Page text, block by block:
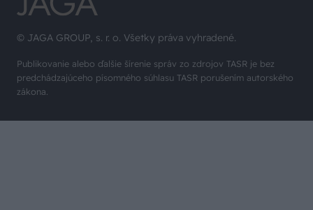
© JAGA GROUP, s. r. o. Všetky práva vyhradené.
Publikovanie alebo ďalšie šírenie správ zo zdrojov TASR je bez
predchádzajúceho písomného súhlasu TASR porušením autorského
zákona.